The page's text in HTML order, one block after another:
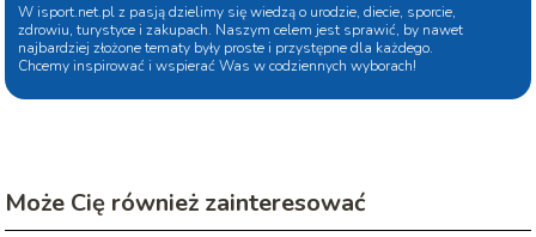
W isport.net.pl z pasją dzielimy się wiedzą o urodzie, diecie, sporcie,
zdrowiu, turystyce i zakupach. Naszym celem jest sprawić, by nawet
najbardziej złożone tematy były proste i przystępne dla każdego.
Chcemy inspirować i wspierać Was w codziennych wyborach!
Może Cię również zainteresować